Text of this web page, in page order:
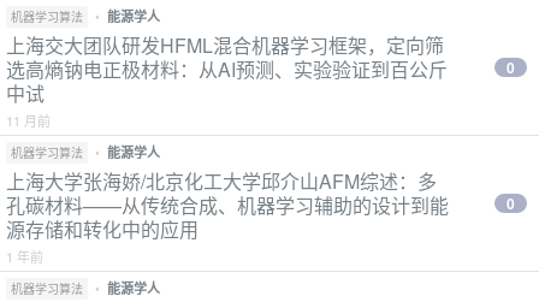
机器学习算法 • 能源学人
上海交大团队研发HFML混合机器学习框架，定向筛
选高熵钠电正极材料：从AI预测、实验验证到百公斤
中试
11 月前
0
机器学习算法 • 能源学人
上海大学张海娇/北京化工大学邱介山AFM综述：多
孔碳材料——从传统合成、机器学习辅助的设计到能
源存储和转化中的应用
1 年前
0
机器学习算法 • 能源学人